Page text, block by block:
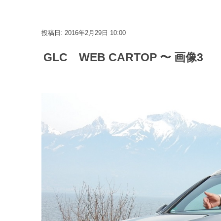
投稿日: 2016年2月29日 10:00
GLC WEB CARTOP 〜 画像3